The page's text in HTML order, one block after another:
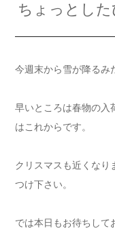
ちょっとした
今週末から雪が降るみ
早いところは春物の入
はこれからです。
クリスマスも近くなり
つけ下さい。
では本日もお待ちして